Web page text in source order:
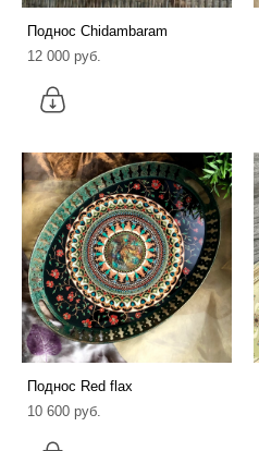
Поднос Chidambaram
12 000 pуб.
Поднос Red flax
10 600 pуб.